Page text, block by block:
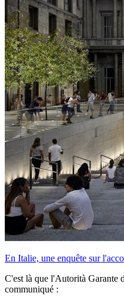
En Italie, une enquête sur
C'est là que l'Autorità Garante
communiqué :